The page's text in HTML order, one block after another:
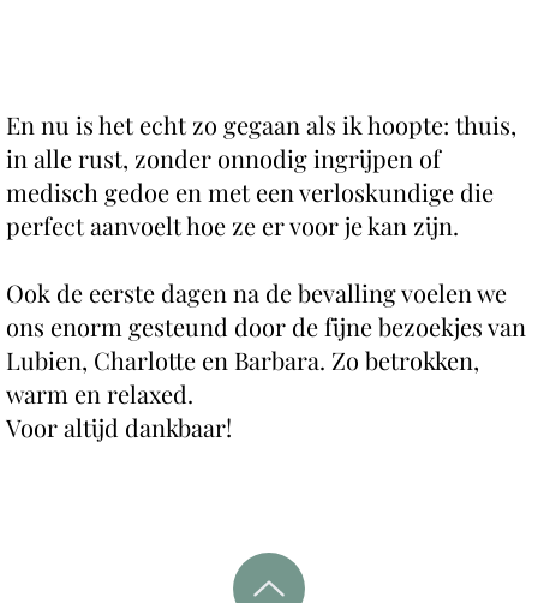
En nu is het echt zo gegaan als ik hoopte: thuis,
in alle rust, zonder onnodig ingrijpen of
medisch gedoe en met een verloskundige die
perfect aanvoelt hoe ze er voor je kan zijn.
Ook de eerste dagen na de bevalling voelen we
ons enorm gesteund door de fijne bezoekjes van
Lubien, Charlotte en Barbara. Zo betrokken,
warm en relaxed.
Voor altijd dankbaar!